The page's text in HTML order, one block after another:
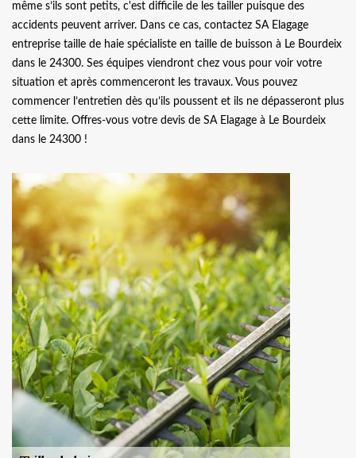
même s’ils sont petits, c'est difficile de les tailler puisque des
accidents peuvent arriver. Dans ce cas, contactez SA Elagage
entreprise taille de haie spécialiste en taille de buisson à Le Bourdeix
dans le 24300. Ses équipes viendront chez vous pour voir votre
situation et après commenceront les travaux. Vous pouvez
commencer l’entretien dès qu’ils poussent et ils ne dépasseront plus
cette limite. Offres-vous votre devis de SA Elagage à Le Bourdeix
dans le 24300 !